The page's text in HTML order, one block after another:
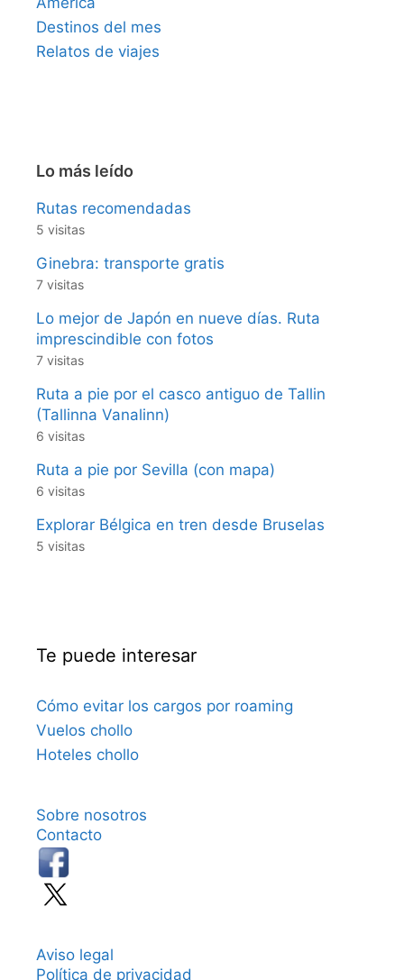
Destinos del mes
Relatos de viajes
Lo más leído
Rutas recomendadas
5 visitas
Ginebra: transporte gratis
7 visitas
Lo mejor de Japón en nueve días. Ruta
imprescindible con fotos
7 visitas
Ruta a pie por el casco antiguo de Tallin
(Tallinna Vanalinn)
6 visitas
Ruta a pie por Sevilla (con mapa)
6 visitas
Explorar Bélgica en tren desde Bruselas
5 visitas
Te puede interesar
Cómo evitar los cargos por roaming
Vuelos chollo
Hoteles chollo
Sobre nosotros
Contacto
Aviso legal
Política de privacidad